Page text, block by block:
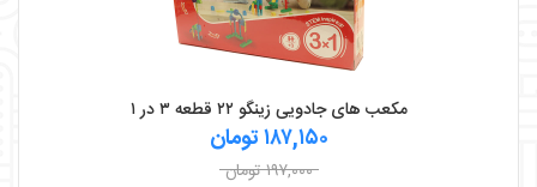
مکعب های جادویی زینگو ۲۲ قطعه ۳ در ۱
۱۸۷,۱۵۰ تومان
۱۹۷,۰۰۰ تومان